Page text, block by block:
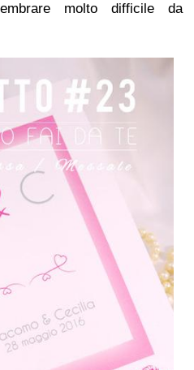
molto difficile da